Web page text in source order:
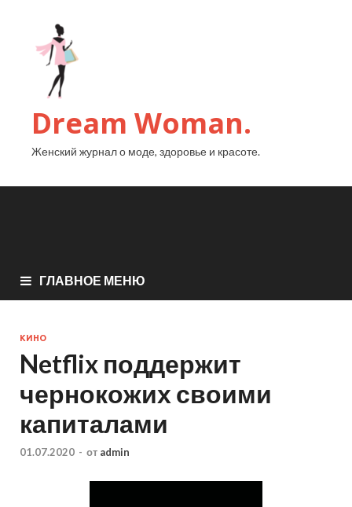
Dream Woman.
Женский журнал о моде, здоровье и красоте.
ГЛАВНОЕ МЕНЮ
КИНО
Netflix поддержит
чернокожих своими
капиталами
01.07.2020 - от admin